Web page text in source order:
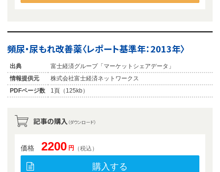
頻尿・尿もれ改善薬〈レポート基準年：2013年〉
出典
富士経済グループ「マーケットシェアデータ」
情報提供元
株式会社富士経済ネットワークス
PDFページ数
1頁（125kb）
記事の購入 （ダウンロード）
価格 2200 円 （税込）
購入する